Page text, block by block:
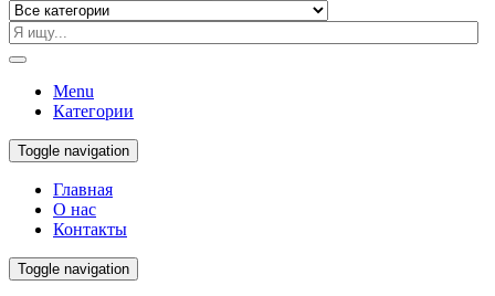
Menu
Категории
Toggle navigation
Главная
О нас
Контакты
Toggle navigation